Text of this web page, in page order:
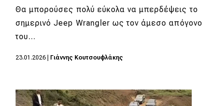
Θα μπορούσες πολύ εύκολα να μπερδέψεις το
σημερινό Jeep Wrangler ως τον άμεσο απόγονο
του…
23.01.2026 Γιάννης Κουτσουφλάκης